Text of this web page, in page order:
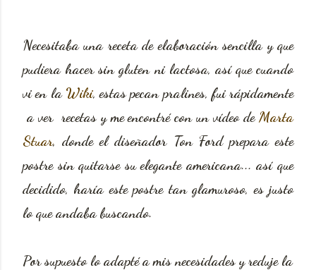
Necesitaba una receta de elaboración sencilla y que
pudiera hacer sin gluten ni lactosa, así que cuando
vi en la Wiki, estas pecan pralines, fui rápidamente
a ver recetas y me encontré con un vídeo deMarta
Stuar, donde el diseñador Ton Ford prepara este
postre sin quitarse su elegante americana... así que
decidido, haría este postre tan glamuroso, es justo
lo que andaba buscando.
Por supuesto lo adapté a mis necesidades y reduje la